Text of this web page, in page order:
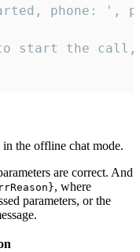
phone: ',
start the
in the offline chat mode.
are correct. And
, where
parameters, or the